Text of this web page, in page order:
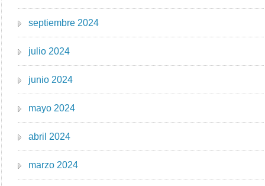
septiembre 2024
julio 2024
junio 2024
mayo 2024
abril 2024
marzo 2024